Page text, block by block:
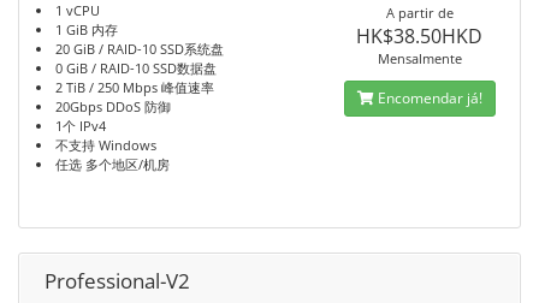
1 vCPU
1 GiB 内存
20 GiB / RAID-10 SSD系统盘
0 GiB / RAID-10 SSD数据盘
2 TiB / 250 Mbps 峰值速率
20Gbps DDoS 防御
1个 IPv4
不支持 Windows
任选 多个地区/机房
A partir de
HK$38.50HKD
Mensalmente
Encomendar já!
Professional-V2